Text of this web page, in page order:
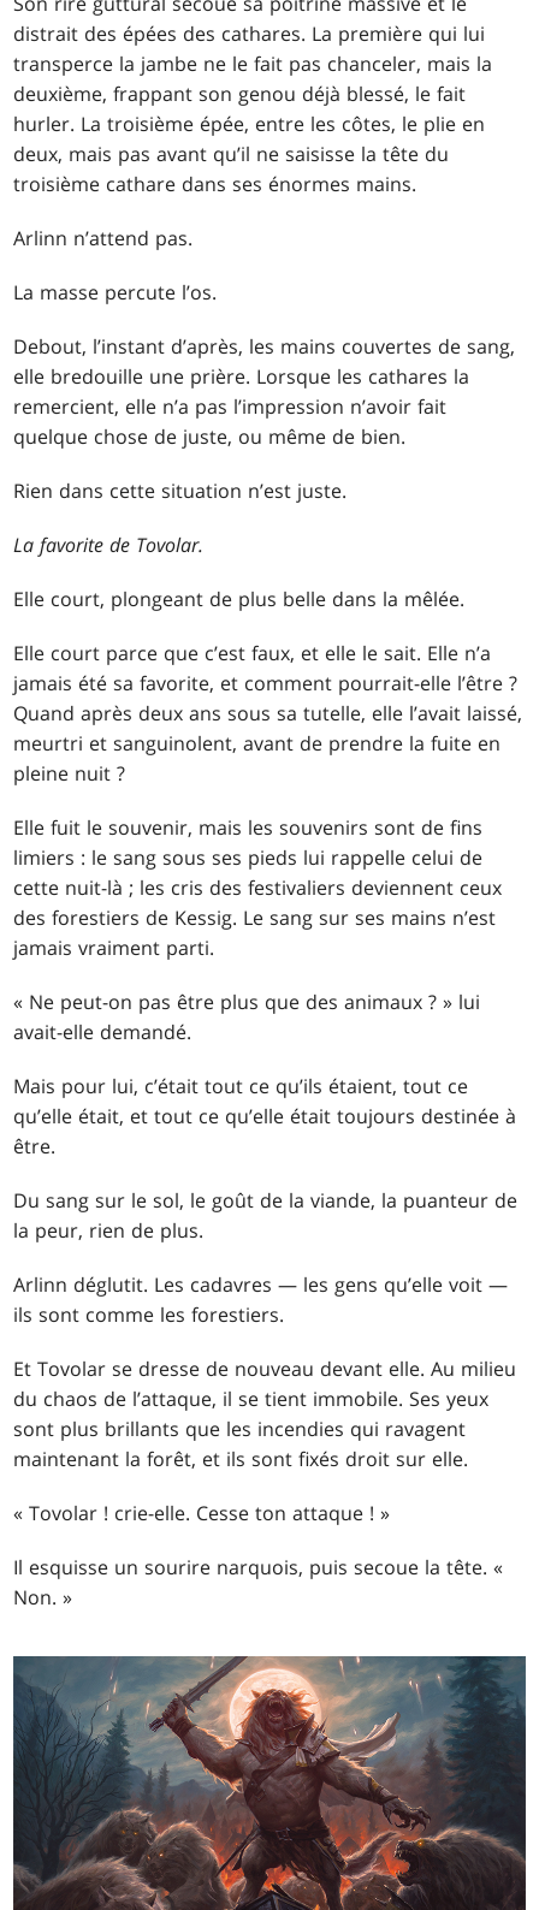
distrait des épées des cathares. La première qui lui
transperce la jambe ne le fait pas chanceler, mais la
deuxième, frappant son genou déjà blessé, le fait
hurler. La troisième épée, entre les côtes, le plie en
deux, mais pas avant qu’il ne saisisse la tête du
troisième cathare dans ses énormes mains.
Arlinn n’attend pas.
La masse percute l’os.
Debout, l’instant d’après, les mains couvertes de sang,
elle bredouille une prière. Lorsque les cathares la
remercient, elle n’a pas l’impression n’avoir fait
quelque chose de juste, ou même de bien.
Rien dans cette situation n’est juste.
La favorite de Tovolar.
Elle court, plongeant de plus belle dans la mêlée.
Elle court parce que c’est faux, et elle le sait. Elle n’a
jamais été sa favorite, et comment pourrait-elle l’être ?
Quand après deux ans sous sa tutelle, elle l’avait laissé,
meurtri et sanguinolent, avant de prendre la fuite en
pleine nuit ?
Elle fuit le souvenir, mais les souvenirs sont de fins
limiers : le sang sous ses pieds lui rappelle celui de
cette nuit-là ; les cris des festivaliers deviennent ceux
des forestiers de Kessig. Le sang sur ses mains n’est
jamais vraiment parti.
« Ne peut-on pas être plus que des animaux ? » lui
avait-elle demandé.
Mais pour lui, c’était tout ce qu’ils étaient, tout ce
qu’elle était, et tout ce qu’elle était toujours destinée à
être.
Du sang sur le sol, le goût de la viande, la puanteur de
la peur, rien de plus.
Arlinn déglutit. Les cadavres — les gens qu’elle voit —
ils sont comme les forestiers.
Et Tovolar se dresse de nouveau devant elle. Au milieu
du chaos de l’attaque, il se tient immobile. Ses yeux
sont plus brillants que les incendies qui ravagent
maintenant la forêt, et ils sont fixés droit sur elle.
« Tovolar ! crie-elle. Cesse ton attaque ! »
Il esquisse un sourire narquois, puis secoue la tête. «
Non. »